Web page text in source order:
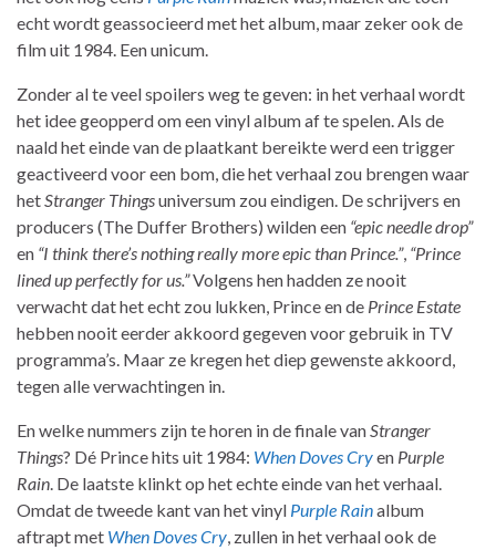
echt wordt geassocieerd met het album, maar zeker ook de
film uit 1984. Een unicum.
Zonder al te veel spoilers weg te geven: in het verhaal wordt
het idee geopperd om een vinyl album af te spelen. Als de
naald het einde van de plaatkant bereikte werd een trigger
geactiveerd voor een bom, die het verhaal zou brengen waar
het Stranger Thingsuniversum zou eindigen. De schrijvers en
producers (The Duffer Brothers) wilden een “epic needle drop”
en “I think there’s nothing really more epic than Prince.”, “Prince
lined up perfectly for us.”Volgens hen hadden ze nooit
verwacht dat het echt zou lukken, Prince en de Prince Estate
hebben nooit eerder akkoord gegeven voor gebruik in TV
programma’s. Maar ze kregen het diep gewenste akkoord,
tegen alle verwachtingen in.
En welke nummers zijn te horen in de finale van Stranger
Things? Dé Prince hits uit 1984: When Doves Cryen Purple
Rain . De laatste klinkt op het echte einde van het verhaal.
Omdat de tweede kant van het vinyl Purple Rainalbum
aftrapt met When Doves Cry , zullen in het verhaal ook de